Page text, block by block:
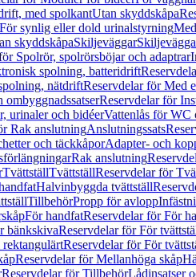
med spolkantUtan skyddskåpa
synlig eller dold urinalstyrning
skyddskåpaSkiljeväggar
Spolrör, spolrörsböjar och adaptrar
spolning, batteridrift
nätdriftReservdelar för Med
ombyggnadssatserReservdelar för
urinaler och bidéerVattenlås för WC
Rak anslutningAnslutningssats
och täckkåporAdapter- och
Rak anslutning
TvättställTvättställReservdelar för
Halvinbyggda tvättställ
TillbehörPropp för avlopp
För handfatReservdelar för För
bänkskivaReservdelar för För
Reservdelar för För
Reservdelar för Mellanhöga skåp
Reservdelar för TillbehörLådinsatser